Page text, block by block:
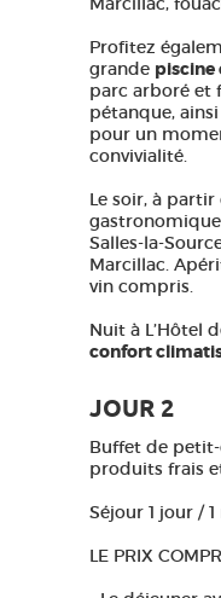
Profitez
grande piscine
parc arboré et
pétanque, ainsi
pour un
convivialité.
Le soir, à partir
Salles-la-
Marcillac.
vin compris.
Nuit à L’Hôtel
confort
JOUR 2
Buffet de
produits frais
Séjour 1 jour /
LE PRIX